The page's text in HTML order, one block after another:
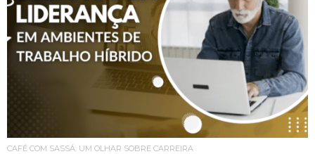
CAFÉ COM SASSÁ: UM OLHAR SOBRE CARREIRA